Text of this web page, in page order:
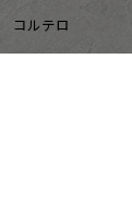
コルテロ